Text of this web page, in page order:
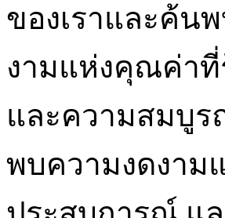
ของเราและค้น
งามแห่งคุณค่าที่
และความสมบูร
พบความงดงาม